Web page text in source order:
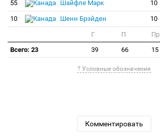
55 Шайфле Марк 10
10 Шенн Брэйден 10
Г П Пр
Всего: 23
39 66 15
? Условные обозначения
Комментировать